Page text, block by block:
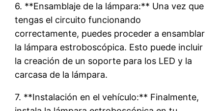
6. **Ensamblaje de la lámpara:** Una vez que
tengas el circuito funcionando
correctamente, puedes proceder a ensamblar
la lámpara estroboscópica. Esto puede incluir
la creación de un soporte para los LED y la
carcasa de la lámpara.
7. **Instalación en el vehículo:** Finalmente,